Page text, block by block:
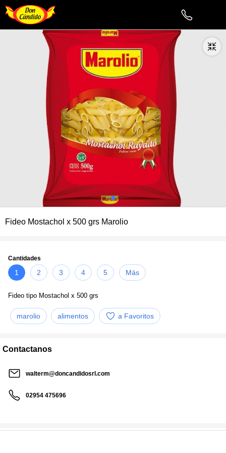
Fideo Mostachol x 500 grs Marolio
Cantidades
1 2 3 4 5 Más
Fideo tipo Mostachol x 500 grs
marolio alimentos a Favoritos
Contactanos
walterm@doncandidosrl.com
02954 475696